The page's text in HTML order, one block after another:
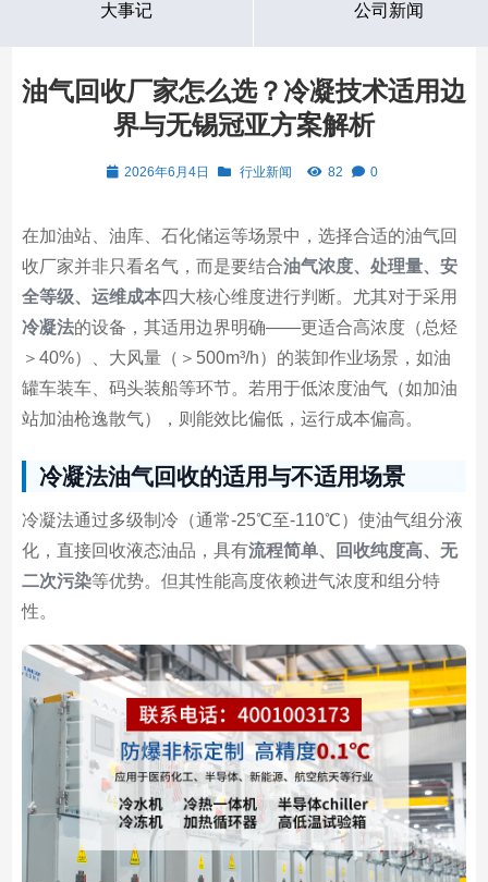
大事记 公司新闻
油气回收厂家怎么选？冷凝技术适用边
界与无锡冠亚方案解析
2026年6月4日 行业新闻 82 0
在加油站、油库、石化储运等场景中，选择合适的油气回
收厂家并非只看名气，而是要结合油气浓度、处理量、安
全等级、运维成本四大核心维度进行判断。尤其对于采用
冷凝法的设备，其适用边界明确——更适合高浓度（总烃
＞40%）、大风量（＞500m³/h）的装卸作业场景，如油
罐车装车、码头装船等环节。若用于低浓度油气（如加油
站加油枪逸散气），则能效比偏低，运行成本偏高。
冷凝法油气回收的适用与不适用场景
冷凝法通过多级制冷（通常-25℃至-110℃）使油气组分液
化，直接回收液态油品，具有流程简单、回收纯度高、无
二次污染等优势。但其性能高度依赖进气浓度和组分特
性。